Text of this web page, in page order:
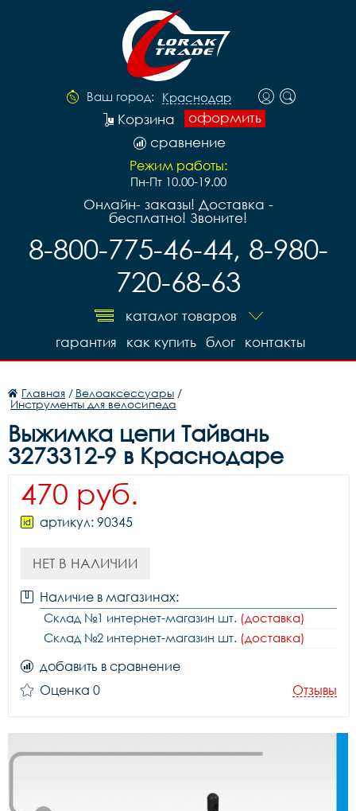
Ваш город: Краснодар
оформить
Корзина
сравнение
Режим работы:
Пн-Пт 10.00-19.00
Онлайн- заказы! Доставка -
бесплатно! Звоните!
8-800-775-46-44, 8-980-
720-68-63
каталог товаров
контакты
блог
как купить
гарантия
Главная / Велоаксессуары /
Инструменты для велосипеда
Выжимка цепи Тайвань
3273312-9 в Краснодаре
470 руб.
артикул: 90345
НЕТ В НАЛИЧИИ
Наличие в магазинах:
Склад №1 интернет-магазин шт. (доставка)
Склад №2 интернет-магазин шт. (доставка)
добавить в сравнение
Оценка 0
Отзывы